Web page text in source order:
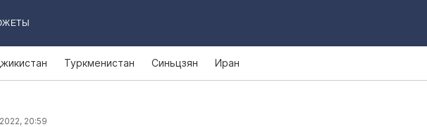
Туркменистан Синьцзян Иран
20:59